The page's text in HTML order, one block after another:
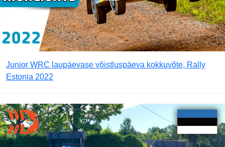
Junior WRC laupäevase võistluspäeva kokkuvõte, Rally
Estonia 2022